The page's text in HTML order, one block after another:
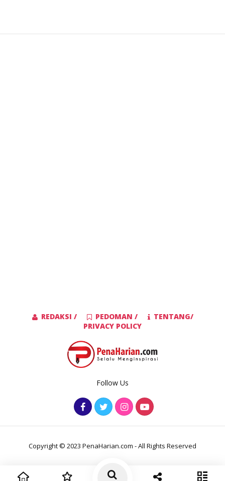
REDAKSI / PEDOMAN /
TENTANG/
PRIVACY POLICY
Follow Us
Copyright © 2023 PenaHarian.com - All Rights Reserved